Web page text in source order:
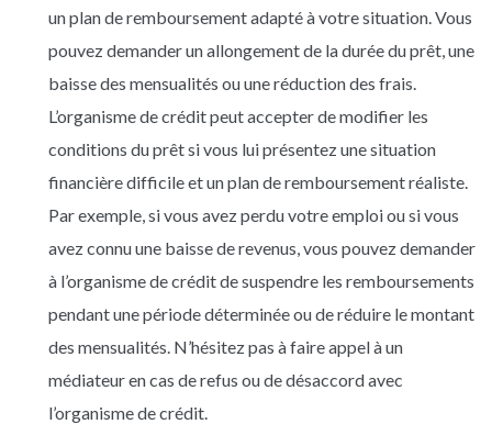
un plan de remboursement adapté à votre situation. Vous
pouvez demander un allongement de la durée du prêt, une
baisse des mensualités ou une réduction des frais.
L’organisme de crédit peut accepter de modifier les
conditions du prêt si vous lui présentez une situation
financière difficile et un plan de remboursement réaliste.
Par exemple, si vous avez perdu votre emploi ou si vous
avez connu une baisse de revenus, vous pouvez demander
à l’organisme de crédit de suspendre les remboursements
pendant une période déterminée ou de réduire le montant
des mensualités. N’hésitez pas à faire appel à un
médiateur en cas de refus ou de désaccord avec
l’organisme de crédit.